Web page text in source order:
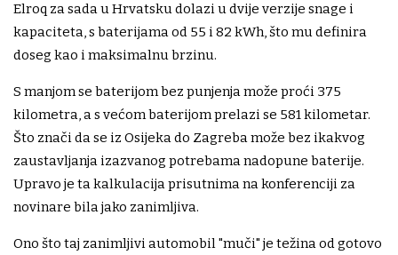
Elroq za sada u Hrvatsku dolazi u dvije verzije snage i
kapaciteta, s baterijama od 55 i 82 kWh, što mu definira
doseg kao i maksimalnu brzinu.
S manjom se baterijom bez punjenja može proći 375
kilometra, a s većom baterijom prelazi se 581 kilometar.
Što znači da se iz Osijeka do Zagreba može bez ikakvog
zaustavljanja izazvanog potrebama nadopune baterije.
Upravo je ta kalkulacija prisutnima na konferenciji za
novinare bila jako zanimljiva.
Ono što taj zanimljivi automobil "muči" je težina od gotovo